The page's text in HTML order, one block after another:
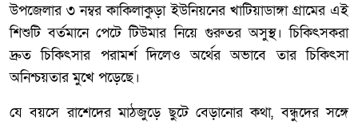
উপজেলার ৩ নম্বর কাকিলাকুড়া ইউনিয়নের খাটিয়াডাঙ্গা গ্রামের এই
শিশুটি বর্তমানে পেটে টিউমার নিয়ে গুরুতর অসুস্থ। চিকিৎসকরা
দ্রুত চিকিৎসার পরামর্শ দিলেও অর্থের অভাবে তার চিকিৎসা
অনিশ্চয়তার মুখে পড়েছে।
যে বয়সে রাশেদের মাঠজুড়ে ছুটে বেড়ানোর কথা, বন্ধুদের সঙ্গে